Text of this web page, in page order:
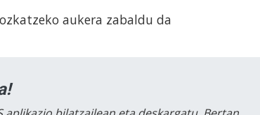
aukera zabaldu da